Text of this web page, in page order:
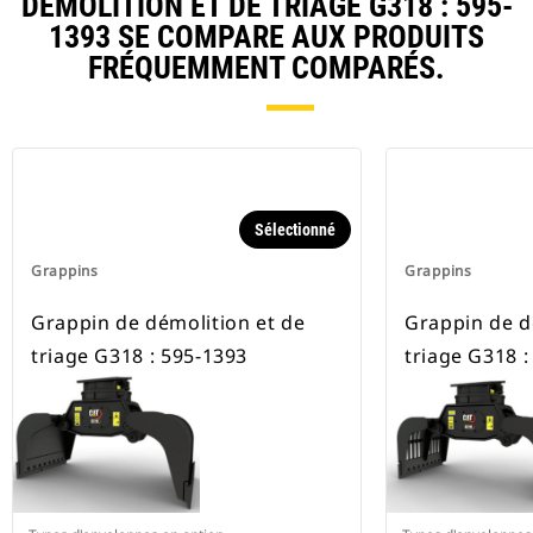
1393 SE COMPARE AUX PRODUITS
FRÉQUEMMENT COMPARÉS.
Grappins
Sélectionné
Grappin de démolition et de
triage G318 : 595-1393
Grappins
Grappin de
triage G318 :